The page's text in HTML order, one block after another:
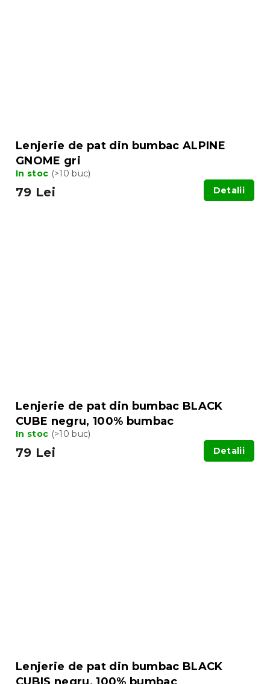
Lenjerie de pat din bumbac ALPINE
GNOME gri
In stoc (>10 buc)
79 Lei Detalii
Lenjerie de pat din bumbac BLACK
CUBE negru, 100% bumbac
In stoc (>10 buc)
79 Lei Detalii
Lenjerie de pat din bumbac BLACK